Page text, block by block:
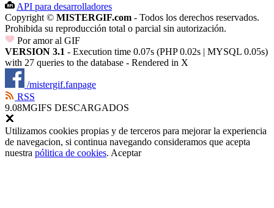
API para desarrolladores
Copyright © MISTERGIF.com - Todos los derechos reservados.
Prohibida su reproducción total o parcial sin autorización.
Por amor al GIF
VERSION 3.1 - Execution time 0.07s (PHP 0.02s | MYSQL 0.05s)
with 27 queries to the database - Rendered in X
/mistergif.fanpage
RSS
9.08MGIFS DESCARGADOS
Utilizamos cookies propias y de terceros para mejorar la experiencia
de navegacion, si continua navegando consideramos que acepta
nuestra pólitica de cookies. Aceptar